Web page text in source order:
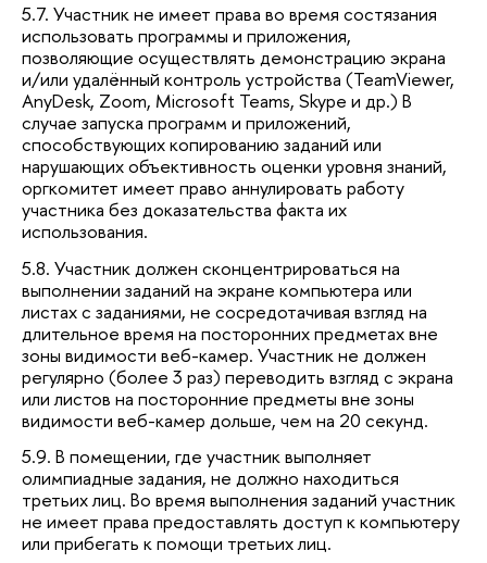
5.7. Участник не имеет права во время состязания
использовать программы и приложения,
позволяющие осуществлять демонстрацию экрана
и/или удалённый контроль устройства (TeamViewer,
AnyDesk, Zoom, Microsoft Teams, Skype и др.) В
случае запуска программ и приложений,
способствующих копированию заданий или
нарушающих объективность оценки уровня знаний,
оргкомитет имеет право аннулировать работу
участника без доказательства факта их
использования.
5.8. Участник должен сконцентрироваться на
выполнении заданий на экране компьютера или
листах с заданиями, не сосредотачивая взгляд на
длительное время на посторонних предметах вне
зоны видимости веб-камер. Участник не должен
регулярно (более 3 раз) переводить взгляд с экрана
или листов на посторонние предметы вне зоны
видимости веб-камер дольше, чем на 20 секунд.
5.9. В помещении, где участник выполняет
олимпиадные задания, не должно находиться
третьих лиц. Во время выполнения заданий участник
не имеет права предоставлять доступ к компьютеру
или прибегать к помощи третьих лиц.